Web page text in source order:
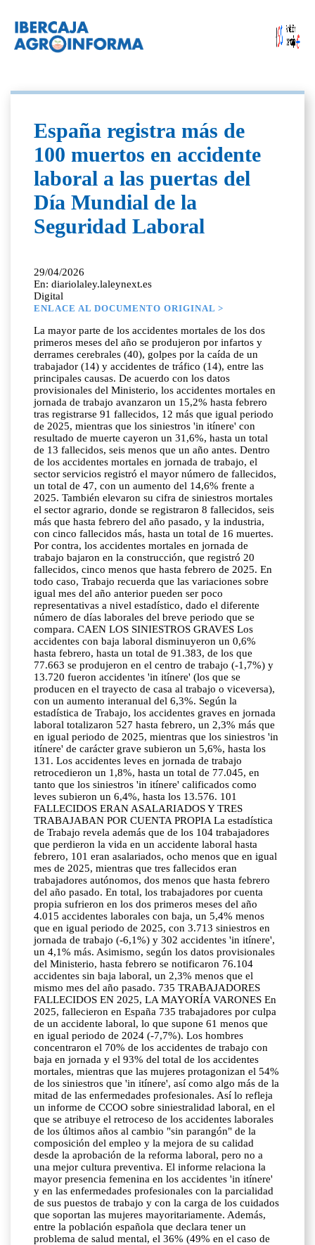
España registra más de
100 muertos en accidente
laboral a las puertas del
Día Mundial de la
Seguridad Laboral
29/04/2026
En: diariolaley.laleynext.es
Digital
ENLACE AL DOCUMENTO ORIGINAL >
La mayor parte de los accidentes mortales de los dos
primeros meses del año se produjeron por infartos y
derrames cerebrales (40), golpes por la caída de un
trabajador (14) y accidentes de tráfico (14), entre las
principales causas. De acuerdo con los datos
provisionales del Ministerio, los accidentes mortales en
jornada de trabajo avanzaron un 15,2% hasta febrero
tras registrarse 91 fallecidos, 12 más que igual periodo
de 2025, mientras que los siniestros 'in itínere' con
resultado de muerte cayeron un 31,6%, hasta un total
de 13 fallecidos, seis menos que un año antes. Dentro
de los accidentes mortales en jornada de trabajo, el
sector servicios registró el mayor número de fallecidos,
un total de 47, con un aumento del 14,6% frente a
2025. También elevaron su cifra de siniestros mortales
el sector agrario, donde se registraron 8 fallecidos, seis
más que hasta febrero del año pasado, y la industria,
con cinco fallecidos más, hasta un total de 16 muertes.
Por contra, los accidentes mortales en jornada de
trabajo bajaron en la construcción, que registró 20
fallecidos, cinco menos que hasta febrero de 2025. En
todo caso, Trabajo recuerda que las variaciones sobre
igual mes del año anterior pueden ser poco
representativas a nivel estadístico, dado el diferente
número de días laborales del breve periodo que se
compara. CAEN LOS SINIESTROS GRAVES Los
accidentes con baja laboral disminuyeron un 0,6%
hasta febrero, hasta un total de 91.383, de los que
77.663 se produjeron en el centro de trabajo (-1,7%) y
13.720 fueron accidentes 'in itínere' (los que se
producen en el trayecto de casa al trabajo o viceversa),
con un aumento interanual del 6,3%. Según la
estadística de Trabajo, los accidentes graves en jornada
laboral totalizaron 527 hasta febrero, un 2,3% más que
en igual periodo de 2025, mientras que los siniestros 'in
itínere' de carácter grave subieron un 5,6%, hasta los
131. Los accidentes leves en jornada de trabajo
retrocedieron un 1,8%, hasta un total de 77.045, en
tanto que los siniestros 'in itínere' calificados como
leves subieron un 6,4%, hasta los 13.576. 101
FALLECIDOS ERAN ASALARIADOS Y TRES
TRABAJABAN POR CUENTA PROPIA La estadística
de Trabajo revela además que de los 104 trabajadores
que perdieron la vida en un accidente laboral hasta
febrero, 101 eran asalariados, ocho menos que en igual
mes de 2025, mientras que tres fallecidos eran
trabajadores autónomos, dos menos que hasta febrero
del año pasado. En total, los trabajadores por cuenta
propia sufrieron en los dos primeros meses del año
4.015 accidentes laborales con baja, un 5,4% menos
que en igual periodo de 2025, con 3.713 siniestros en
jornada de trabajo (-6,1%) y 302 accidentes 'in itínere',
un 4,1% más. Asimismo, según los datos provisionales
del Ministerio, hasta febrero se notificaron 76.104
accidentes sin baja laboral, un 2,3% menos que el
mismo mes del año pasado. 735 TRABAJADORES
FALLECIDOS EN 2025, LA MAYORÍA VARONES En
2025, fallecieron en España 735 trabajadores por culpa
de un accidente laboral, lo que supone 61 menos que
en igual periodo de 2024 (-7,7%). Los hombres
concentraron el 70% de los accidentes de trabajo con
baja en jornada y el 93% del total de los accidentes
mortales, mientras que las mujeres protagonizan el 54%
de los siniestros que 'in itínere', así como algo más de la
mitad de las enfermedades profesionales. Así lo refleja
un informe de CCOO sobre siniestralidad laboral, en el
que se atribuye el retroceso de los accidentes laborales
de los últimos años al cambio "sin parangón" de la
composición del empleo y la mejora de su calidad
desde la aprobación de la reforma laboral, pero no a
una mejor cultura preventiva. El informe relaciona la
mayor presencia femenina en los accidentes 'in itínere'
y en las enfermedades profesionales con la parcialidad
de sus puestos de trabajo y con la carga de los cuidados
que soportan las mujeres mayoritariamente. Además,
entre la población española que declara tener un
problema de salud mental, el 36% (49% en el caso de